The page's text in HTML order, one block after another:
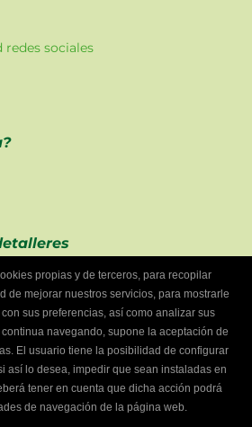
sociales
creadas en exclusiva para
cómo formar parte de
propias y de terceros, para recopilar
de mejorar nuestros servicios, para mostrarle
sus preferencias, así como analizar sus
navegando, supone la aceptación de
El usuario tiene la posibilidad de configurar
así lo desea, impedir que sean instaladas en
tener en cuenta que dicha acción podrá
de navegación de la página web.